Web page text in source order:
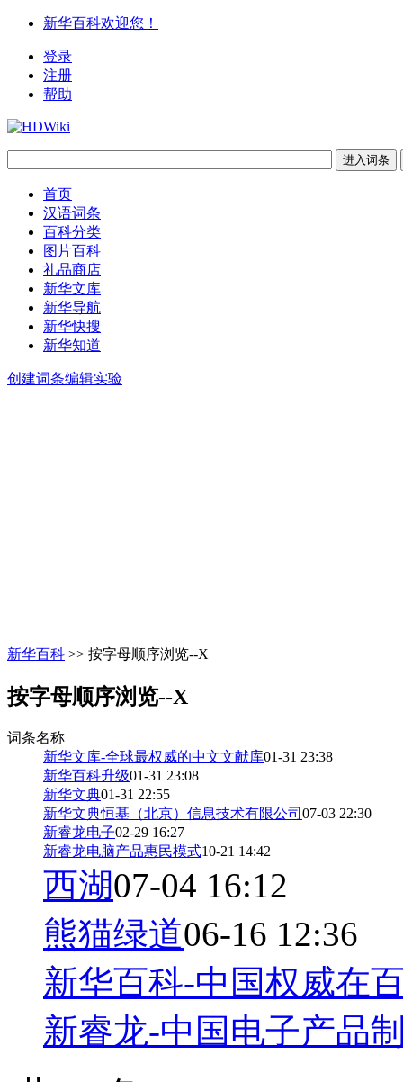
新华百科欢迎您！
登录
注册
帮助
首页
汉语词条
百科分类
图片百科
礼品商店
新华文库
新华导航
新华快搜
新华知道
创建词条编辑实验
新华百科 >> 按字母顺序浏览--X
按字母顺序浏览--X
词条名称
新华文库-全球最权威的中文文献库01-31 23:38
新华百科升级01-31 23:08
新华文典01-31 22:55
新华文典恒基（北京）信息技术有限公司 07-03 22:30
新睿龙电子02-29 16:27
新睿龙电脑产品惠民模式10-21 14:42
西湖07-04 16:12
熊猫绿道06-16 12:36
新华百科-中国权威在
新睿龙-中国电子产品